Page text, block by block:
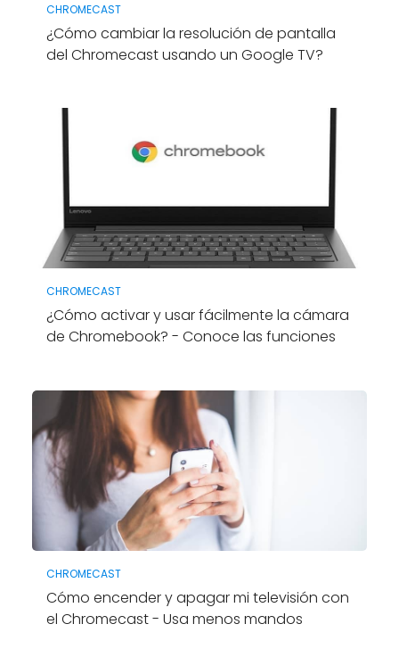
CHROMECAST
¿Cómo cambiar la resolución de pantalla
del Chromecast usando un Google TV?
CHROMECAST
¿Cómo activar y usar fácilmente la cámara
de Chromebook? - Conoce las funciones
CHROMECAST
Cómo encender y apagar mi televisión con
el Chromecast - Usa menos mandos